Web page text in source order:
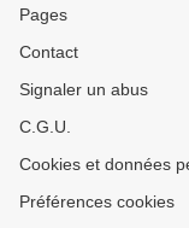
Pages
Contact
Signaler un abus
C.G.U.
Cookies et données
Préférences cookies